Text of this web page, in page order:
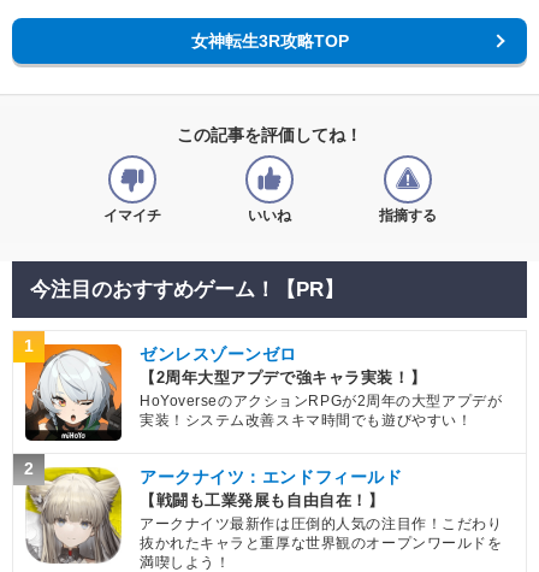
女神転生3R攻略TOP
この記事を評価してね！
イマイチ いいね 指摘する
今注目のおすすめゲーム！【PR】
1 ゼンレスゾーンゼロ
【2周年大型アプデで強キャラ実装！】
HoYoverseのアクションRPGが2周年の大型アプデが
実装！システム改善スキマ時間でも遊びやすい！
2 アークナイツ：エンドフィールド
【戦闘も工業発展も自由自在！】
アークナイツ最新作は圧倒的人気の注目作！こだわり
抜かれたキャラと重厚な世界観のオープンワールドを
満喫しよう！